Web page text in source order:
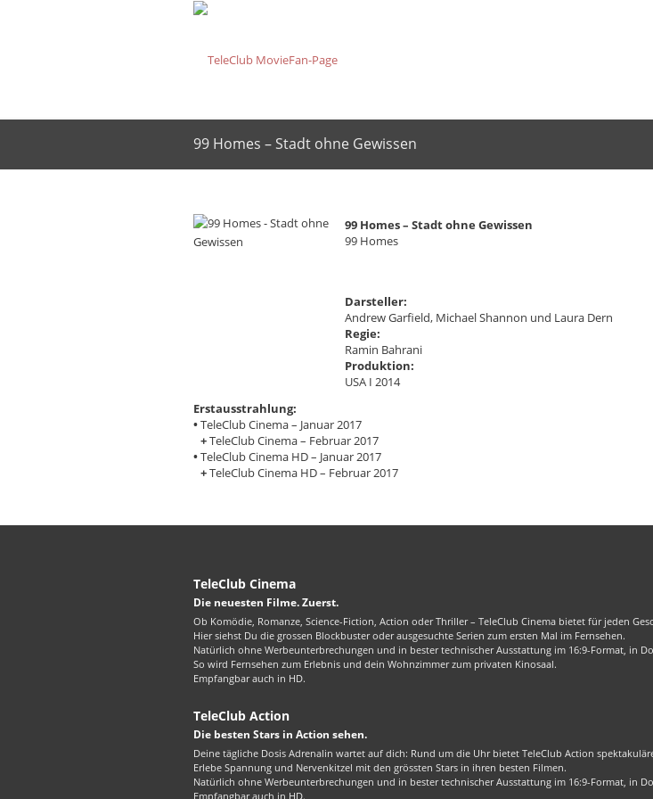
99 Homes – Stadt ohne Gewissen
99 Homes – Stadt ohne Gewissen
99 Homes
Darsteller:
Andrew Garfield, Michael Shannon und Laura Dern
Regie:
Ramin Bahrani
Produktion:
USA I 2014
Erstausstrahlung:
•TeleClub Cinema – Januar 2017
+TeleClub Cinema – Februar 2017
•TeleClub Cinema HD – Januar 2017
+TeleClub Cinema HD – Februar 2017
TeleClub Cinema
Die neuesten Filme. Zuerst.
Ob Komödie, Romanze, Science-Fiction, Action oder Thriller – TeleClub Cinema bietet für jeden
Hier siehst Du die grossen Blockbuster oder ausgesuchte Serien zum ersten Mal im Fernsehen.
Natürlich ohne Werbeunterbrechungen und in bester technischer Ausstattung im 16:9-Format, in
So wird Fernsehen zum Erlebnis und dein Wohnzimmer zum privaten Kinosaal.
Empfangbar auch in HD.
TeleClub Action
Die besten Stars in Action sehen.
Deine tägliche Dosis Adrenalin wartet auf dich: Rund um die Uhr bietet TeleClub Action
Erlebe Spannung und Nervenkitzel mit den grössten Stars in ihren besten Filmen.
Natürlich ohne Werbeunterbrechungen und in bester technischer Ausstattung im 16:9-Format, in
Empfangbar auch in HD.